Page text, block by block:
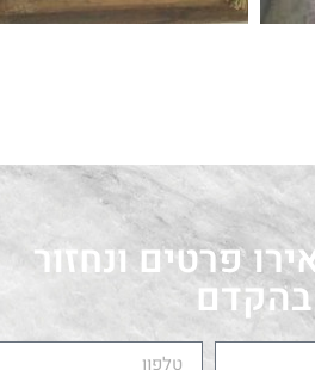
פרטים ונחזור